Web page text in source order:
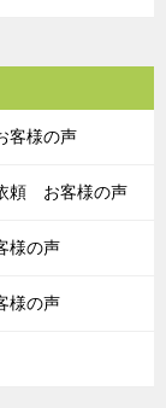
客様の声
頼 お客様の声
様の声
様の声